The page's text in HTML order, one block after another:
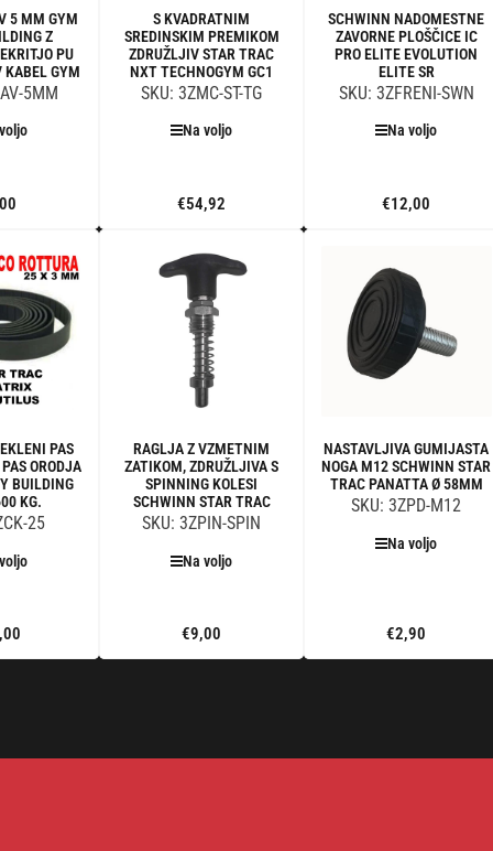
5 MM GYM
Z
PU
KABEL GYM
5MM
v
S KVADRATNIM
SREDINSKIM PREMIKOM
ZDRUŽLJIV STAR TRAC
NXT TECHNOGYM GC1
SKU: 3ZMC-ST-TG
Na voljo
Standardna
€54,92
Dodaj v
voziček
SCHWINN NADOMESTNE
ZAVORNE PLOŠČICE IC
PRO ELITE EVOLUTION
ELITE SR
SKU: 3ZFRENI-SWN
Na voljo
Standardna
€12,00
voziček
PAS
ORODJA
BUILDING
KG.
25
RAGLJA Z VZMETNIM
ZATIKOM, ZDRUŽLJIVA S
SPINNING KOLESI
SCHWINN STAR TRAC
SKU: 3ZPIN-SPIN
Na voljo
Standardna
cena
€9,00
NASTAVLJIVA GUMIJASTA
NOGA M12 SCHWINN STAR
TRAC PANATTA Ø 58MM
SKU: 3ZPD-M12
Na voljo
Standardna
cena
€2,90